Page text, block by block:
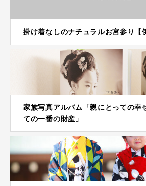
掛け着なしのナチュラルお宮参り【
家族写真アルバム「親にとっての幸
ての一番の財産」